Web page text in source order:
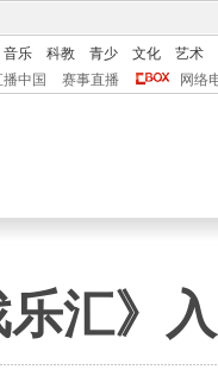
音乐 科教 青少 文化
艺术
播中国 赛事直播 网络
乐汇》